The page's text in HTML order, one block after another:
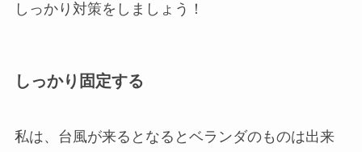
しっかり対策をしましょう！
しっかり固定する
私は、台風が来るとなるとベランダのものは出来